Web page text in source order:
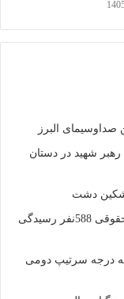
شهید در دستان
دشت
مدیران قضایی استان البرز به درخواست‌های حقوقی 588نفر رسیدگی
به درجه سرتیپ دومی